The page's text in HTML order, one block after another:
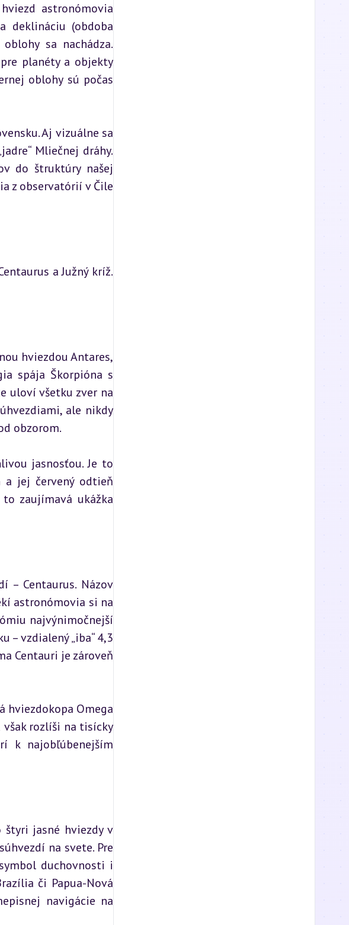
astronómovia
deklináciu (obdoba
sa nachádza.
planéty a objekty
oblohy sú počas
Aj vizuálne sa
Mliečnej dráhy.
do štruktúry našej
z observatórií v Čile
a Južný kríž.
hviezdou Antares,
spája Škorpióna s
uloví všetku zver na
ale nikdy
obzorom.
jasnosťou. Je to
a jej červený odtieň
zaujímavá ukážka
– Centaurus. Názov
astronómovia si na
najvýnimočnejší
– vzdialený „iba“ 4,3
Centauri je zároveň
hviezdokopa Omega
rozlíši na tisícky
k najobľúbenejším
štyri jasné hviezdy v
na svete. Pre
duchovnosti i
či Papua-Nová
navigácie na